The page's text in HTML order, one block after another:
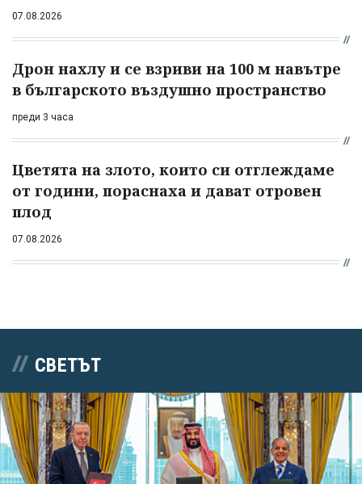
07.08.2026
Дрон нахлу и се взриви на 100 м навътре
в българското въздушно пространство
преди 3 часа
Цветята на злото, които си отглеждаме
от години, пораснаха и дават отровен
плод
07.08.2026
СВЕТЪТ